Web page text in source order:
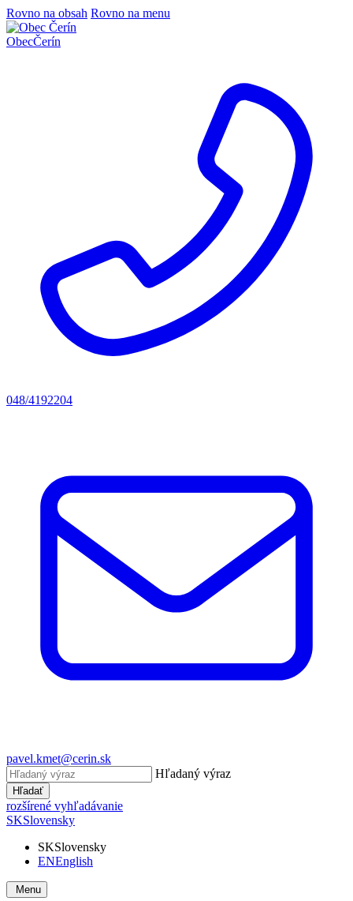
Rovno na obsah Rovno na menu
ObecČerín
048/4192204
pavel.kmet@cerin.sk
Hľadaný výraz
Hľadať
rozšírené vyhľadávanie
SKSlovensky
SKSlovensky
ENEnglish
Menu